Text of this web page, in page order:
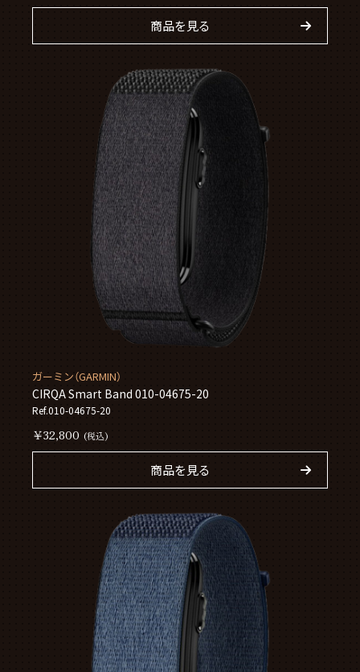
商品を見る
ガーミン（GARMIN）
CIRQA Smart Band 010-04675-20
Ref.010-04675-20
￥32,800 (税込)
商品を見る